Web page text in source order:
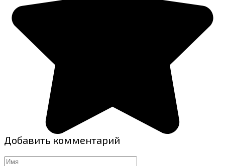
Добавить комментарий
Имя